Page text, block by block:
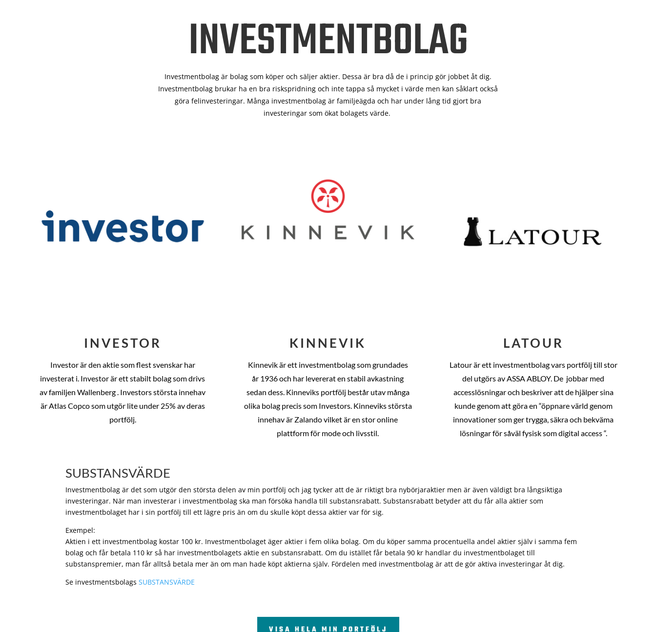
INVESTMENTBOLAG
Investmentbolag är bolag som köper och säljer aktier. Dessa är bra då de i princip gör jobbet åt dig.
Investmentbolag brukar ha en bra riskspridning och inte tappa så mycket i värde men kan såklart också
göra felinvesteringar. Många investmentbolag är familjeägda och har under lång tid gjort bra
investeringar som ökat bolagets värde.
INVESTOR
Investor är den aktie som flest svenskar har
investerat i. Investor är ett stabilt bolag som drivs
av familjen Wallenberg . Investors största innehav
är Atlas Copco som utgör lite under 25% av deras
portfölj.
KINNEVIK
Kinnevik är ett investmentbolag som grundades
år 1936 och har levererat en stabil avkastning
sedan dess. Kinneviks portfölj består utav många
olika bolag precis som Investors. Kinneviks största
innehav är Zalando vilket är en stor online
plattform för mode och livsstil.
LATOUR
Latour är ett investmentbolag vars portfölj till stor
del utgörs av ASSA ABLOY. De jobbar med
accesslösningar och beskriver att de hjälper sina
kunde genom att göra en “öppnare värld genom
innovationer som ger trygga, säkra och bekväma
lösningar för såväl fysisk som digital access “.
SUBSTANSVÄRDE
Investmentbolag är det som utgör den största delen av min portfölj och jag tycker att de är riktigt bra nybörjaraktier men är även väldigt bra långsiktiga
investeringar. När man investerar i investmentbolag ska man försöka handla till substansrabatt. Substansrabatt betyder att du får alla aktier som
investmentbolaget har i sin portfölj till ett lägre pris än om du skulle köpt dessa aktier var för sig.
Exempel:
Aktien i ett investmentbolag kostar 100 kr. Investmentbolaget äger aktier i fem olika bolag. Om du köper samma procentuella andel aktier själv i samma fem
bolag och får betala 110 kr så har investmentbolagets aktie en substansrabatt. Om du istället får betala 90 kr handlar du investmentbolaget till
substanspremier, man får alltså betala mer än om man hade köpt aktierna själv. Fördelen med investmentbolag är att de gör aktiva investeringar åt dig.
Se investmentsbolagsSUBSTANSVÄRDE
VISA HELA MIN PORTFÖLJ